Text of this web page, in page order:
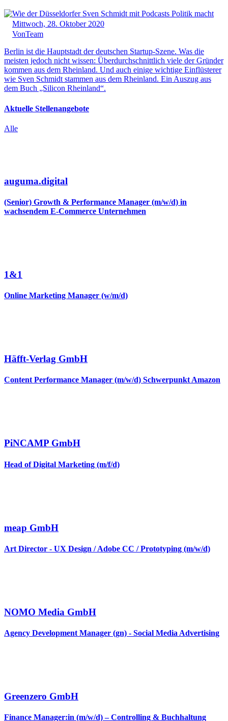
Mittwoch, 28. Oktober 2020
VonTeam
Berlin ist die Hauptstadt der deutschen Startup-Szene. Was die
meisten jedoch nicht wissen: Überdurchschnittlich viele der Gründer
kommen aus dem Rheinland. Und auch einige wichtige Einflüsterer
wie Sven Schmidt stammen aus dem Rheinland. Ein Auszug aus
dem Buch „Silicon Rheinland“.
Aktuelle Stellenangebote
Alle
auguma.digital
(Senior) Growth & Performance Manager (m/w/d) in
wachsendem E-Commerce Unternehmen
1&1
Online Marketing Manager (w/m/d)
Häfft-Verlag GmbH
Content Performance Manager (m/w/d) Schwerpunkt Amazon
PiNCAMP GmbH
Head of Digital Marketing (m/f/d)
meap GmbH
Art Director - UX Design / Adobe CC / Prototyping (m/w/d)
NOMO Media GmbH
Agency Development Manager (gn) - Social Media Advertising
Greenzero GmbH
Finance Manager:in (m/w/d) – Controlling & Buchhaltung